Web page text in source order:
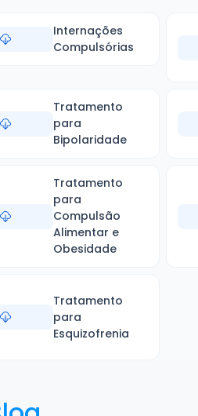
Internações
Compulsórias
Tratamento
para
Bipolaridade
Tratamento
para
Compulsão
Alimentar e
Obesidade
Tratamento
para
Esquizofrenia